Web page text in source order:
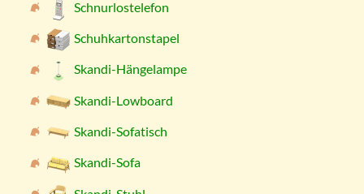
Schnurlostelefon
Schuhkartonstapel
Skandi-Hängelampe
Skandi-Lowboard
Skandi-Sofatisch
Skandi-Sofa